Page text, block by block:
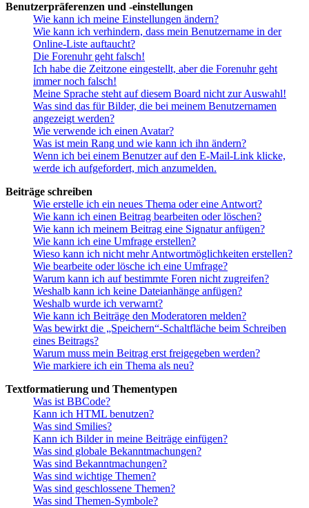
Benutzerpräferenzen und -einstellungen
Wie kann ich meine Einstellungen ändern?
Wie kann ich verhindern, dass mein Benutzername in der
Online-Liste auftaucht?
Die Forenuhr geht falsch!
Ich habe die Zeitzone eingestellt, aber die Forenuhr geht
immer noch falsch!
Meine Sprache steht auf diesem Board nicht zur Auswahl!
Was sind das für Bilder, die bei meinem Benutzernamen
angezeigt werden?
Wie verwende ich einen Avatar?
Was ist mein Rang und wie kann ich ihn ändern?
Wenn ich bei einem Benutzer auf den E-Mail-Link klicke,
werde ich aufgefordert, mich anzumelden.
Beiträge schreiben
Wie erstelle ich ein neues Thema oder eine Antwort?
Wie kann ich einen Beitrag bearbeiten oder löschen?
Wie kann ich meinem Beitrag eine Signatur anfügen?
Wie kann ich eine Umfrage erstellen?
Wieso kann ich nicht mehr Antwortmöglichkeiten erstellen?
Wie bearbeite oder lösche ich eine Umfrage?
Warum kann ich auf bestimmte Foren nicht zugreifen?
Weshalb kann ich keine Dateianhänge anfügen?
Weshalb wurde ich verwarnt?
Wie kann ich Beiträge den Moderatoren melden?
Was bewirkt die „Speichern“-Schaltfläche beim Schreiben
eines Beitrags?
Warum muss mein Beitrag erst freigegeben werden?
Wie markiere ich ein Thema als neu?
Textformatierung und Thementypen
Was ist BBCode?
Kann ich HTML benutzen?
Was sind Smilies?
Kann ich Bilder in meine Beiträge einfügen?
Was sind globale Bekanntmachungen?
Was sind Bekanntmachungen?
Was sind wichtige Themen?
Was sind geschlossene Themen?
Was sind Themen-Symbole?